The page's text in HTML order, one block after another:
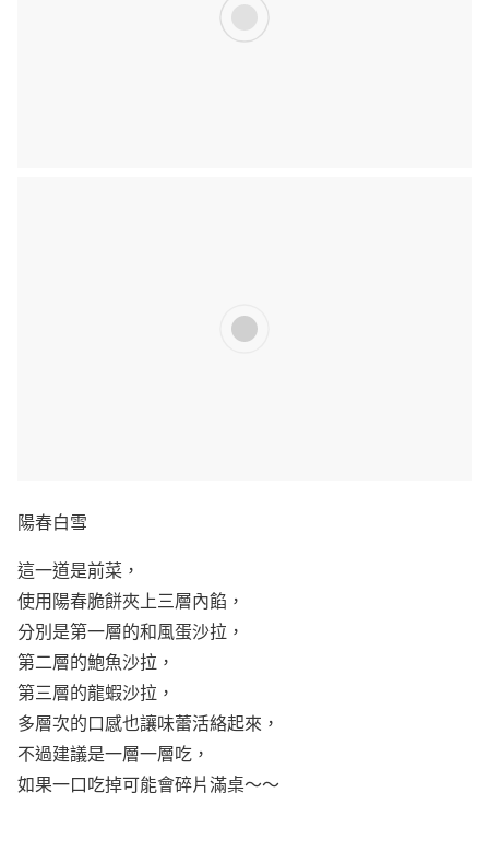
陽春白雪
這一道是前菜，
使用陽春脆餅夾上三層內餡，
分別是第一層的和風蛋沙拉，
第二層的鮑魚沙拉，
第三層的龍蝦沙拉，
多層次的口感也讓味蕾活絡起來，
不過建議是一層一層吃，
如果一口吃掉可能會碎片滿桌～～